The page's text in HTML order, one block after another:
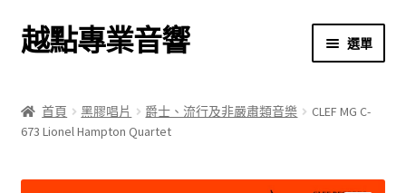
跳
至
覽
列
跳
至
要
內
越點專業音響 選單
商店
關於我們
首頁 黑膠唱片 爵士、流行及非嚴肅類音樂
CLEF MG C-
673 Lionel Hampton Quartet